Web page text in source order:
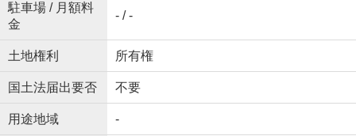
駐車場 / 月額料
金
- / -
土地権利 所有権
国土法届出要否 不要
用途地域 -